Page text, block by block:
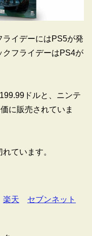
イデーにはPS5が発
クフライデーはPS4が
ドルと、ニンテ
に販売されていま
ています。
楽天 セブンネット